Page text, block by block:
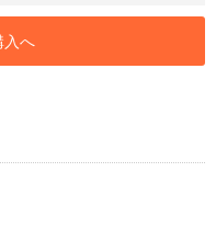
入へ